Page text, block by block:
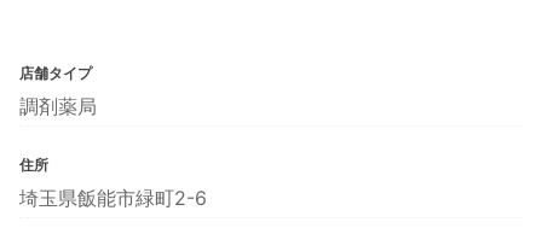
店舗タイプ
調剤薬局
住所
埼玉県飯能市緑町2-6